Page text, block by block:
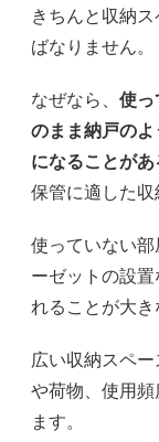
きちんと収納
ばなりません。
なぜなら、 使っ
のまま納戸の
になることがあ
保管に適した収
使っていない
ーゼットの設
れることが大き
広い収納スペ
や荷物、使用
ます。